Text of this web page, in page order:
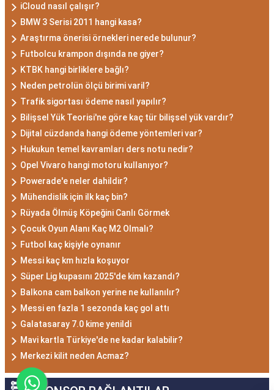
iCloud nasıl çalışır?
BMW 3 Serisi 2011 hangi kasa?
Araştırma önerisi örnekleri nerede bulunur?
Futbolcu krampon dışında ne giyer?
KTBK hangi birliklere bağlı?
Neden petrolün ölçü birimi varil?
Trafik sigortası ödeme nasıl yapılır?
Bilişsel Yük Teorisi'ne göre kaç tür bilişsel yük vardır?
Dijital cüzdanda hangi ödeme yöntemleri var?
Hukukun temel kavramları ders notu nedir?
Opel Vivaro hangi motoru kullanıyor?
Powerade'e neler dahildir?
Mühendislik için ilk kaç bin?
Rüyada Ölmüş Köpeğini Canlı Görmek
Çocuk Oyun Alanı Kaç M2 Olmalı?
Futbol kaç kişiyle oynanır
Messi kaç km hızla koşuyor
Süper Lig kupasını 2025'de kim kazandı?
Balkona cam balkon yerine ne kullanılır?
Messi en fazla 1 sezonda kaç gol attı
Galatasaray 7.0 kime yenildi
Mavi kartla Türkiye'de ne kadar kalabilir?
Merkezi kilit neden Acmaz?